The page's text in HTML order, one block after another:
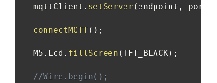
  mqttClient
. setServer ( endpoint , port
connectMQTT( ) ;
  M5
. Lcd . fillScreen (TFT_BLACK) ;
//Wire.begin();